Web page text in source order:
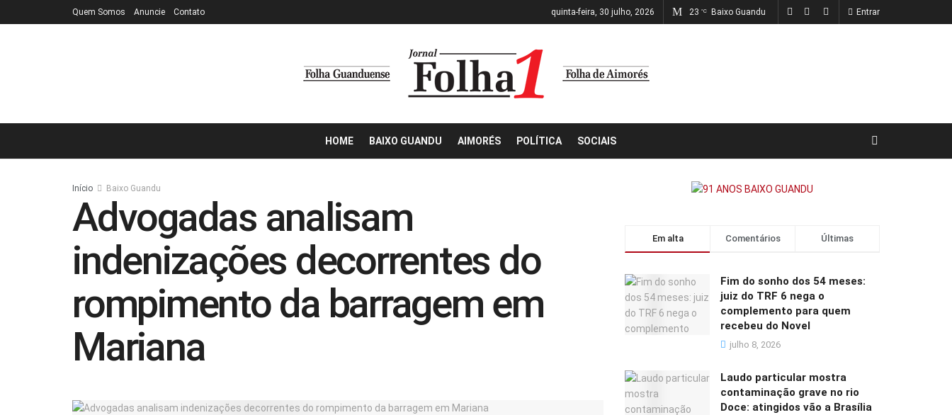
Quem Somos Anuncie Contato quinta-feira, 30 julho, 2026 23 °C Baixo Guandu Entrar
HOME BAIXO GUANDU AIMORÉS POLÍTICA SOCIAIS
Início Baixo Guandu
Advogadas analisam
indenizações decorrentes do
rompimento da barragem em
Mariana
Em alta Comentários Últimas
Fim do sonho dos 54 meses:
juiz do TRF 6 nega o
complemento para quem
recebeu do Novel
julho 8, 2026
Laudo particular mostra
contaminação grave no rio
Doce: atingidos vão a Brasília